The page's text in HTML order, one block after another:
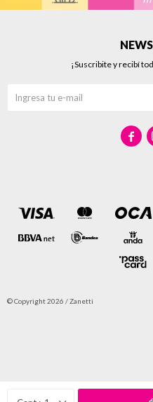
¡Suscribite y recibí

© Copyright 2026 / Zanetti